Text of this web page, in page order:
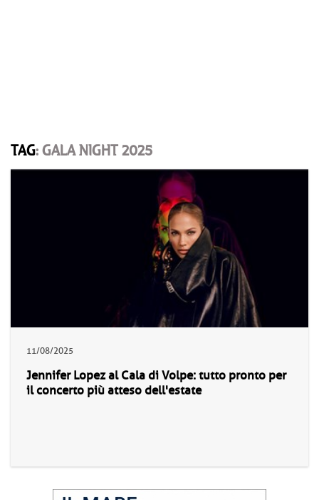
TAG: GALA NIGHT 2025
11/08/2025
Jennifer Lopez al Cala di Volpe: tutto pronto per
il concerto più atteso dell'estate